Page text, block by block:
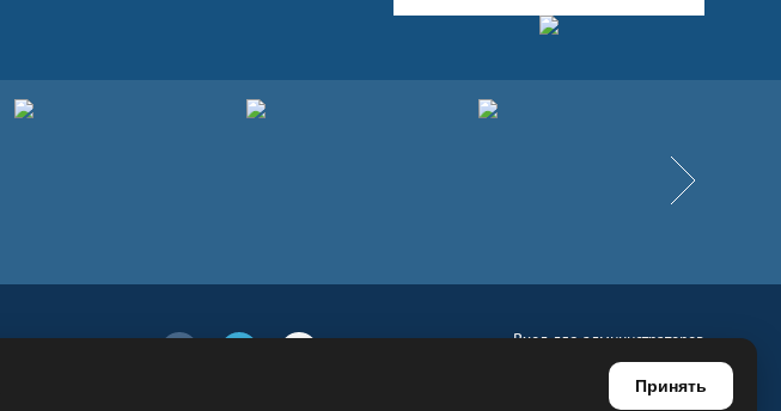
Вперёд
Вход для администраторов
Регистрация для администраторов
Принять